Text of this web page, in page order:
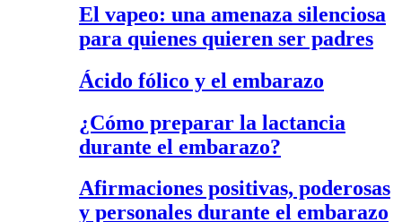
El vapeo: una amenaza silenciosa
para quienes quieren ser padres
Ácido fólico y el embarazo
¿Cómo preparar la lactancia
durante el embarazo?
Afirmaciones positivas, poderosas
y personales durante el embarazo